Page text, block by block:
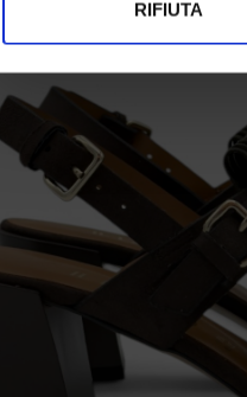
Identificare il tuo
digitali).
Approfondisci come
modificare o ritirare il tuo
Utilizziamo i cookie per
nostro traffico.
di analisi dei dati web,
che hanno raccolto dal suo
RIFIUTA